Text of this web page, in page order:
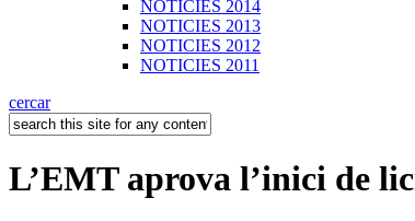
NOTICIES 2014
NOTICIES 2013
NOTICIES 2012
NOTICIES 2011
cercar
L’EMT aprova l’inici de